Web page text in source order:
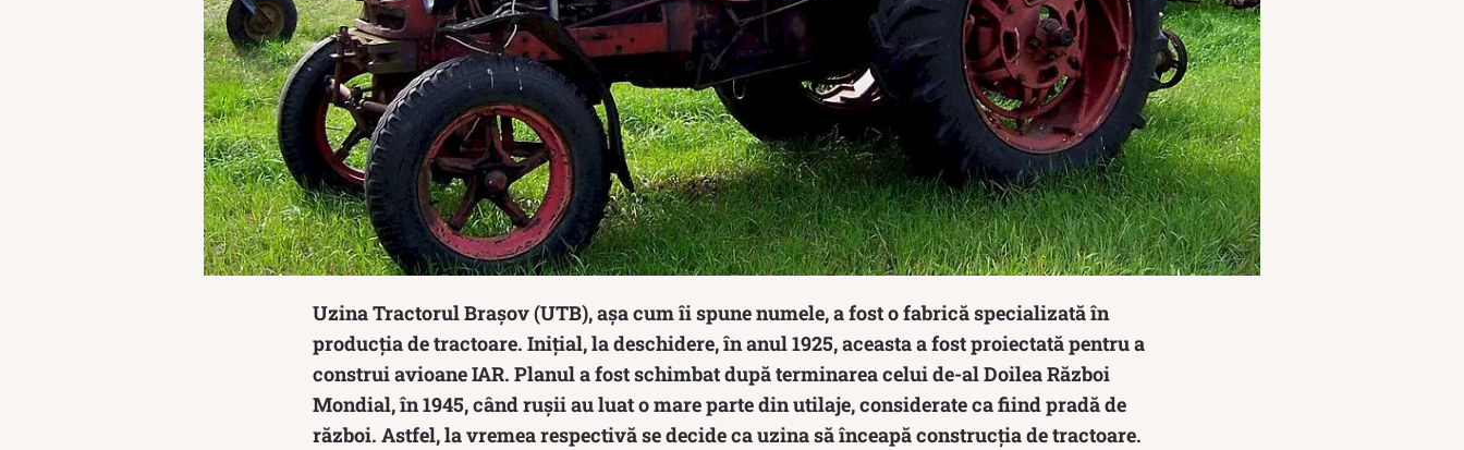
Uzina Tractorul Brașov (UTB), așa cum îi spune numele, a fost o fabrică specializată în
producția de tractoare. Inițial, la deschidere, în anul 1925, aceasta a fost proiectată pentru a
construi avioane IAR. Planul a fost schimbat după terminarea celui de-al Doilea Război
Mondial, în 1945, când rușii au luat o mare parte din utilaje, considerate ca fiind pradă de
război. Astfel, la vremea respectivă se decide ca uzina să înceapă construcția de tractoare.